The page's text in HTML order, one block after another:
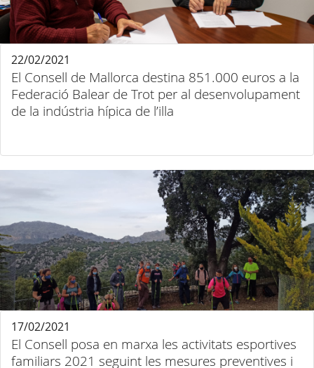
El Consell de Mallorca destina 851.000 euros a la
Federació Balear de Trot per al desenvolupament
de la indústria hípica de l’illa
22/02/2021
El Consell posa en marxa les activitats esportives
familiars 2021 seguint les mesures preventives i
17/02/2021